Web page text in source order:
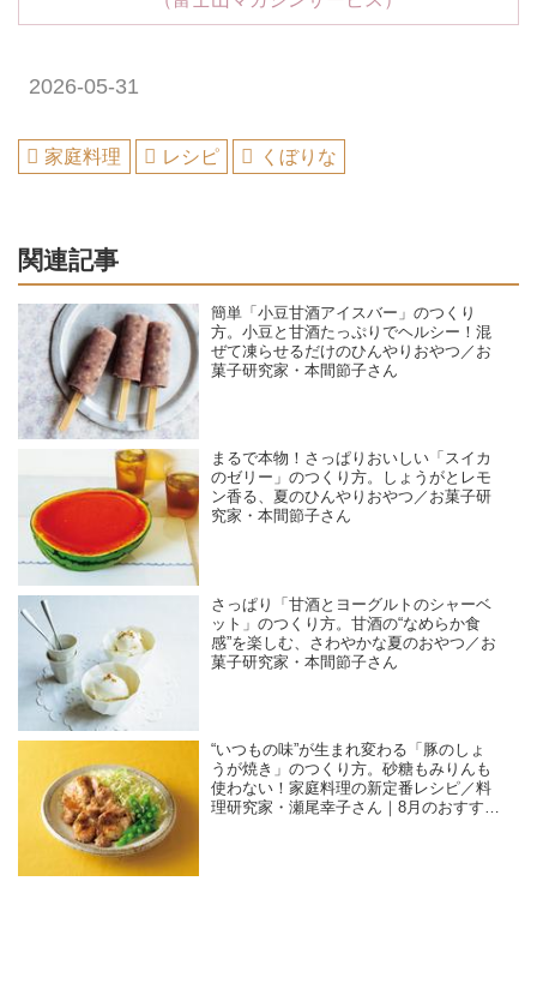
2026-05-31
家庭料理 レシピ くぼりな
関連記事
簡単「小豆甘酒アイスバー」のつくり
方。小豆と甘酒たっぷりでヘルシー！混
ぜて凍らせるだけのひんやりおやつ／お
菓子研究家・本間節子さん
まるで本物！さっぱりおいしい「スイカ
のゼリー」のつくり方。しょうがとレモ
ン香る、夏のひんやりおやつ／お菓子研
究家・本間節子さん
さっぱり「甘酒とヨーグルトのシャーベ
ット」のつくり方。甘酒の“なめらか食
感”を楽しむ、さわやかな夏のおやつ／お
菓子研究家・本間節子さん
“いつもの味”が生まれ変わる「豚のしょ
うが焼き」のつくり方。砂糖もみりんも
使わない！家庭料理の新定番レシピ／料
理研究家・瀬尾幸子さん｜8月のおすすめ